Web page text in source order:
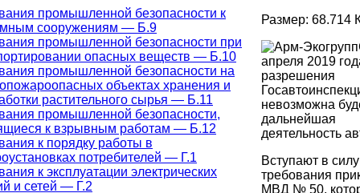
промышленной безопасности к
сооружениям — Б.9
промышленной безопасности при
опасных веществ — Б.10
промышленной безопасности на
объектах хранения и
растительного сырья — Б.11
промышленной безопасности,
к взрывным работам — Б.12
к порядку работы в
потребителей — Г.1
к эксплуатации электрических
и сетей — Г.2
Размер: 68.714
апреля 2019
разрешения
невозможна
дальнейшая
деятельность
Вступают в силу
требования
МВД № 50,